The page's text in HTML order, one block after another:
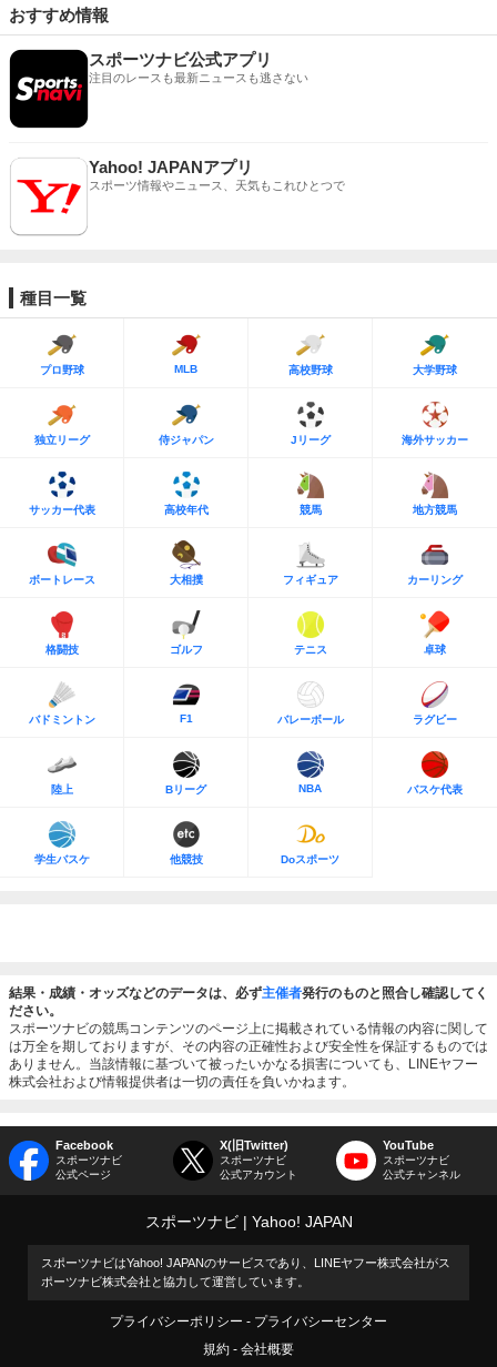
おすすめ情報
スポーツナビ公式アプリ
注目のレースも最新ニュースも逃さない
Yahoo! JAPANアプリ
スポーツ情報やニュース、天気もこれひとつで
種目一覧
プロ野球 MLB 高校野球 大学野球
独立リーグ 侍ジャパン Jリーグ 海外サッカー
サッカー代表 高校年代 競馬 地方競馬
ボートレース 大相撲 フィギュア カーリング
格闘技 ゴルフ テニス 卓球
バドミントン F1 バレーボール ラグビー
陸上 Bリーグ NBA バスケ代表
学生バスケ 他競技 Doスポーツ
結果・成績・オッズなどのデータは、必ず主催者発行のものと照合し確認してく
ださい。
スポーツナビの競馬コンテンツのページ上に掲載されている情報の内容に関して
は万全を期しておりますが、その内容の正確性および安全性を保証するものでは
ありません。当該情報に基づいて被ったいかなる損害についても、LINEヤフー
株式会社および情報提供者は一切の責任を負いかねます。
Facebook
スポーツナビ
公式ページ
X(旧Twitter)
スポーツナビ
公式アカウント
YouTube
スポーツナビ
公式チャンネル
スポーツナビ Yahoo! JAPAN
スポーツナビはYahoo! JAPANのサービスであり、LINEヤフー株式会社がス
ポーツナビ株式会社と協力して運営しています。
プライバシーポリシー
プライバシーセンター
規約
会社概要